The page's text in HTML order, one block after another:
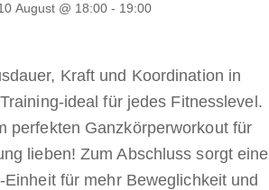
August @ 18:00- 19:00
Kraft und Koordination in
ideal für jedes Fitnesslevel.
perfekten Ganzkörperworkout für
lieben! Zum Abschluss sorgt eine
für mehr Beweglichkeit und